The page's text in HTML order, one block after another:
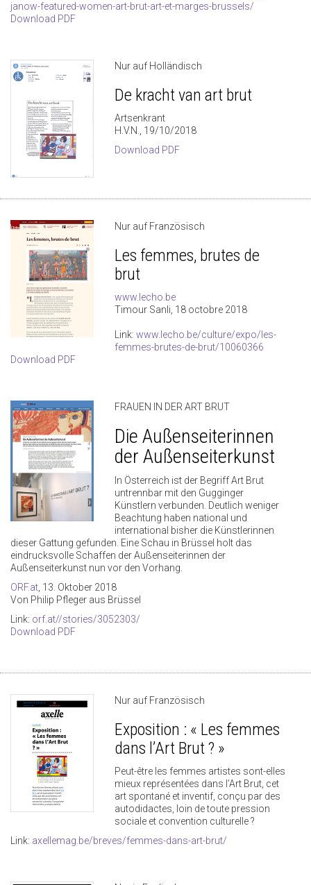
janow-featured-women-art-brut-art-et-marges-brussels/
Download PDF
Nur auf Holländisch
De kracht van art brut
Artsenkrant
H.V.N., 19/10/2018
Download PDF
Nur auf Französisch
Les femmes, brutes de
brut
www.lecho.be
Timour Sanli, 18 octobre 2018
Link: www.lecho.be/culture/expo/les-
femmes-brutes-de-brut/10060366
Download PDF
FRAUEN IN DER ART BRUT
Die Außenseiterinnen
der Außenseiterkunst
In Österreich ist der Begriff Art Brut
untrennbar mit den Gugginger
Künstlern verbunden. Deutlich weniger
Beachtung haben national und
international bisher die Künstlerinnen
dieser Gattung gefunden. Eine Schau in Brüssel holt das
eindrucksvolle Schaffen der Außenseiterinnen der
Außenseiterkunst nun vor den Vorhang.
ORF.at , 13. Oktober 2018
Von Philip Pfleger aus Brüssel
Link: orf.at//stories/3052303/
Download PDF
Nur auf Französisch
Exposition : « Les femmes
dans l’Art Brut ? »
Peut-être les femmes artistes sont-elles
mieux représentées dans l’Art Brut, cet
art spontané et inventif, conçu par des
autodidactes, loin de toute pression
sociale et convention culturelle ?
Link: axellemag.be/breves/femmes-dans-art-brut/